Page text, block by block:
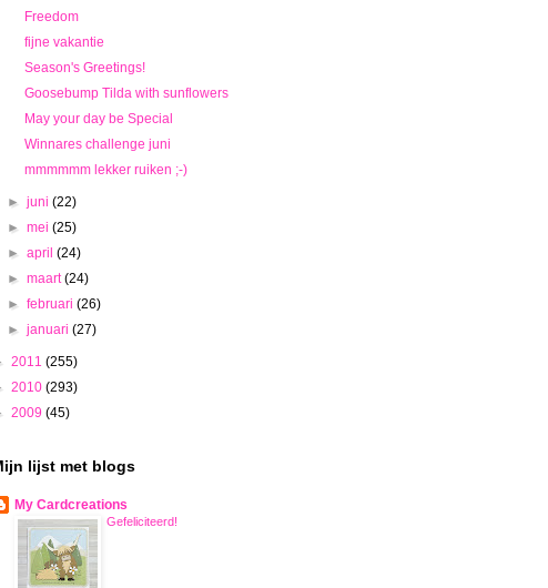
Freedom
fijne vakantie
Season's Greetings!
Goosebump Tilda with sunflowers
May your day be Special
Winnares challenge juni
mmmmmm lekker ruiken ;-)
►juni(22)
►mei(25)
►april(24)
►maart(24)
►februari(26)
►januari(27)
2011 (255)
2010 (293)
2009 (45)
lijst met blogs
My Cardcreations
Gefeliciteerd!